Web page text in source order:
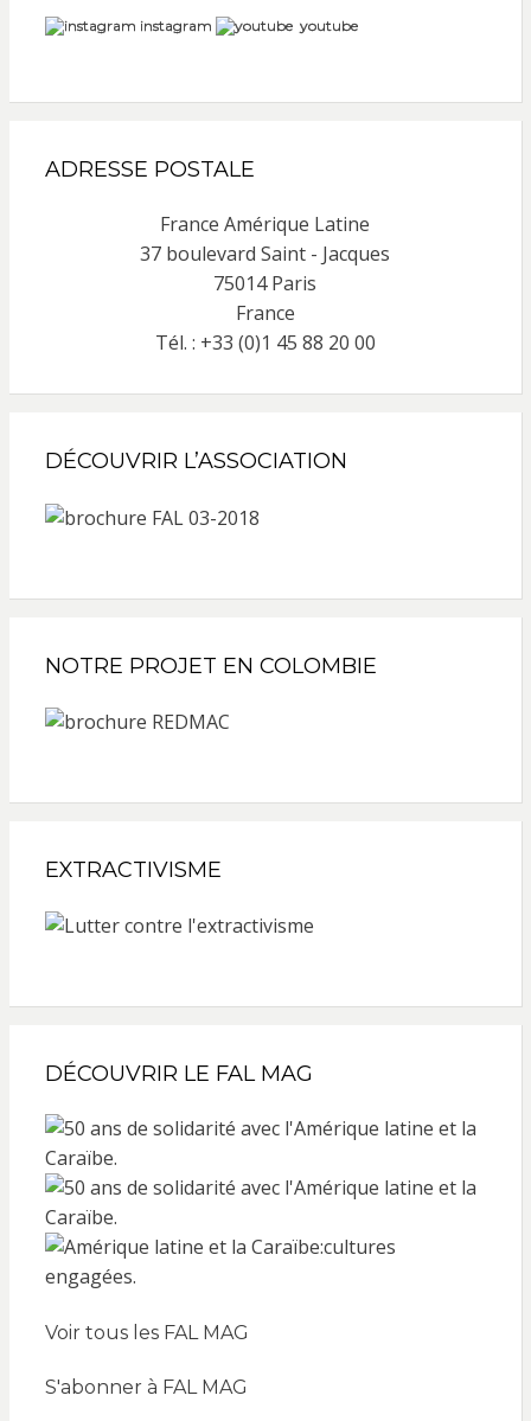
instagram
youtube
ADRESSE POSTALE
France Amérique Latine
37 boulevard Saint - Jacques
75014 Paris
France
Tél. : +33 (0)1 45 88 20 00
DÉCOUVRIR L’ASSOCIATION
NOTRE PROJET EN COLOMBIE
EXTRACTIVISME
DÉCOUVRIR LE FAL MAG
Voir tous les FAL MAG
S'abonner à FAL MAG